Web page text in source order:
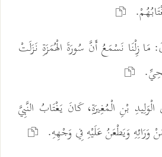
زِلْنَا نَسْمَعُ أَنَّ سُورَةَ الْهُمَزَةِ نَزَلَتْ
بْنِ الْمُغِيرَةِ، كَانَ يَغْتَابُ النَّبِيَّ
وَرَائِهِ وَيَطْعَنُ عَلَيْهِ فِي وَجْهِهِ.